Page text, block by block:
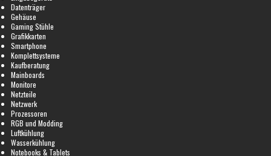
Datenträger
Gehäuse
Gaming Stühle
Grafikkarten
Smartphone
Komplettsysteme
Kaufberatung
Mainboards
Monitore
Netzteile
Netzwerk
Prozessoren
RGB und Modding
Luftkühlung
Wasserkühlung
Notebooks & Tablets